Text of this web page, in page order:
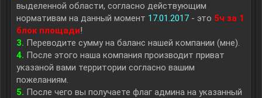
выделенной области, согласно действующим
нормативам на данный момент 17.01.2017 - это 5ч за 1
блок площади!
3. Переводите сумму на баланс нашей компании (мне).
4. После этого наша компания производит приват
указаной вами территории согласно вашим
пожеланиям.
5. После чего вы получаете флаг админа на указанный